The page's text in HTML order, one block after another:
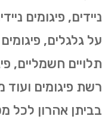
ניידים, פיגומים
על גלגלים,
תלויים חשמליים,
רשת פיגומים ועוד
בביתן אהרון לכל